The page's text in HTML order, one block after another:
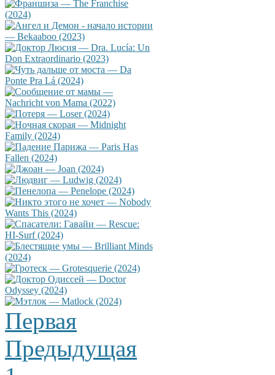
Первая
Предыдущая